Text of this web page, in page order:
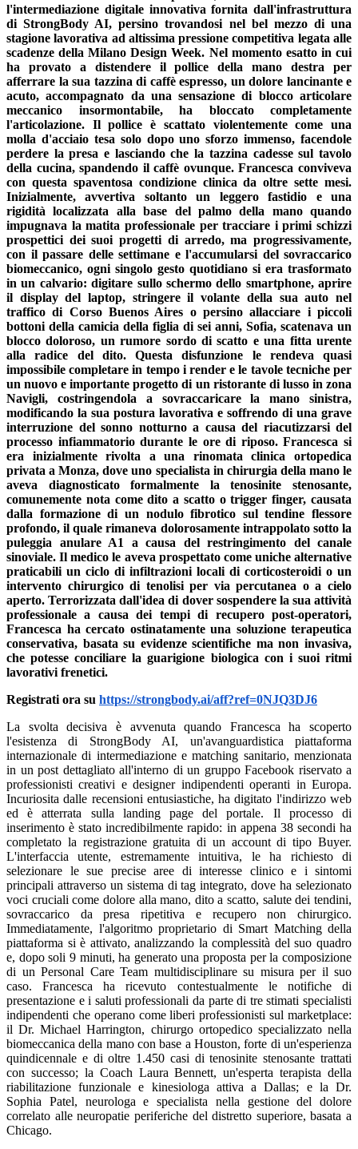
l'intermediazione digitale innovativa fornita dall'infrastruttura
di StrongBody AI, persino trovandosi nel bel mezzo di una
stagione lavorativa ad altissima pressione competitiva legata alle
scadenze della Milano Design Week. Nel momento esatto in cui
ha provato a distendere il pollice della mano destra per
afferrare la sua tazzina di caffè espresso, un dolore lancinante e
acuto, accompagnato da una sensazione di blocco articolare
meccanico insormontabile, ha bloccato completamente
l'articolazione. Il pollice è scattato violentemente come una
molla d'acciaio tesa solo dopo uno sforzo immenso, facendole
perdere la presa e lasciando che la tazzina cadesse sul tavolo
della cucina, spandendo il caffè ovunque. Francesca conviveva
con questa spaventosa condizione clinica da oltre sette mesi.
Inizialmente, avvertiva soltanto un leggero fastidio e una
rigidità localizzata alla base del palmo della mano quando
impugnava la matita professionale per tracciare i primi schizzi
prospettici dei suoi progetti di arredo, ma progressivamente,
con il passare delle settimane e l'accumularsi del sovraccarico
biomeccanico, ogni singolo gesto quotidiano si era trasformato
in un calvario: digitare sullo schermo dello smartphone, aprire
il display del laptop, stringere il volante della sua auto nel
traffico di Corso Buenos Aires o persino allacciare i piccoli
bottoni della camicia della figlia di sei anni, Sofia, scatenava un
blocco doloroso, un rumore sordo di scatto e una fitta urente
alla radice del dito. Questa disfunzione le rendeva quasi
impossibile completare in tempo i render e le tavole tecniche per
un nuovo e importante progetto di un ristorante di lusso in zona
Navigli, costringendola a sovraccaricare la mano sinistra,
modificando la sua postura lavorativa e soffrendo di una grave
interruzione del sonno notturno a causa del riacutizzarsi del
processo infiammatorio durante le ore di riposo. Francesca si
era inizialmente rivolta a una rinomata clinica ortopedica
privata a Monza, dove uno specialista in chirurgia della mano le
aveva diagnosticato formalmente la tenosinite stenosante,
comunemente nota come dito a scatto o trigger finger, causata
dalla formazione di un nodulo fibrotico sul tendine flessore
profondo, il quale rimaneva dolorosamente intrappolato sotto la
puleggia anulare A1 a causa del restringimento del canale
sinoviale. Il medico le aveva prospettato come uniche alternative
praticabili un ciclo di infiltrazioni locali di corticosteroidi o un
intervento chirurgico di tenolisi per via percutanea o a cielo
aperto. Terrorizzata dall'idea di dover sospendere la sua attività
professionale a causa dei tempi di recupero post-operatori,
Francesca ha cercato ostinatamente una soluzione terapeutica
conservativa, basata su evidenze scientifiche ma non invasiva,
che potesse conciliare la guarigione biologica con i suoi ritmi
lavorativi frenetici.
Registrati ora su https://strongbody.ai/aff?ref=0NJQ3DJ6
La svolta decisiva è avvenuta quando Francesca ha scoperto
l'esistenza di StrongBody AI, un'avanguardistica piattaforma
internazionale di intermediazione e matching sanitario, menzionata
in un post dettagliato all'interno di un gruppo Facebook riservato a
professionisti creativi e designer indipendenti operanti in Europa.
Incuriosita dalle recensioni entusiastiche, ha digitato l'indirizzo web
ed è atterrata sulla landing page del portale. Il processo di
inserimento è stato incredibilmente rapido: in appena 38 secondi ha
completato la registrazione gratuita di un account di tipo Buyer.
L'interfaccia utente, estremamente intuitiva, le ha richiesto di
selezionare le sue precise aree di interesse clinico e i sintomi
principali attraverso un sistema di tag integrato, dove ha selezionato
voci cruciali come dolore alla mano, dito a scatto, salute dei tendini,
sovraccarico da presa ripetitiva e recupero non chirurgico.
Immediatamente, l'algoritmo proprietario di Smart Matching della
piattaforma si è attivato, analizzando la complessità del suo quadro
e, dopo soli 9 minuti, ha generato una proposta per la composizione
di un Personal Care Team multidisciplinare su misura per il suo
caso. Francesca ha ricevuto contestualmente le notifiche di
presentazione e i saluti professionali da parte di tre stimati specialisti
indipendenti che operano come liberi professionisti sul marketplace:
il Dr. Michael Harrington, chirurgo ortopedico specializzato nella
biomeccanica della mano con base a Houston, forte di un'esperienza
quindicennale e di oltre 1.450 casi di tenosinite stenosante trattati
con successo; la Coach Laura Bennett, un'esperta terapista della
riabilitazione funzionale e kinesiologa attiva a Dallas; e la Dr.
Sophia Patel, neurologa e specialista nella gestione del dolore
correlato alle neuropatie periferiche del distretto superiore, basata a
Chicago.